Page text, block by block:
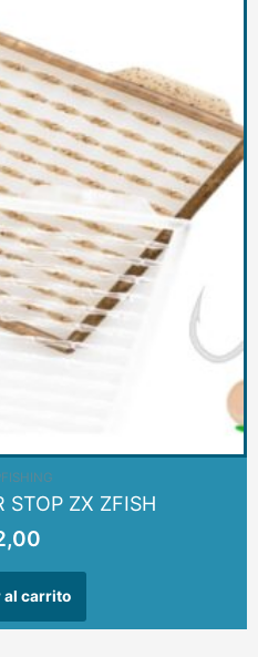
STOP ZX ZFISH
al carrito